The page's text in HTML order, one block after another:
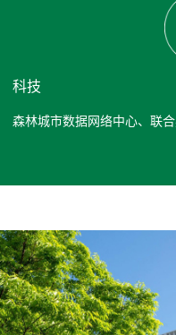
科技
森林城市数据网络中心、联